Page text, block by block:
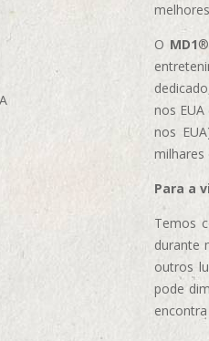
O MD1
nos
nos
milhares
Para a
Temos
durante
outros
pode
encontra